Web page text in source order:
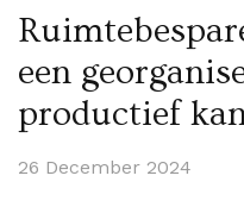
een
productief
26 December 2024